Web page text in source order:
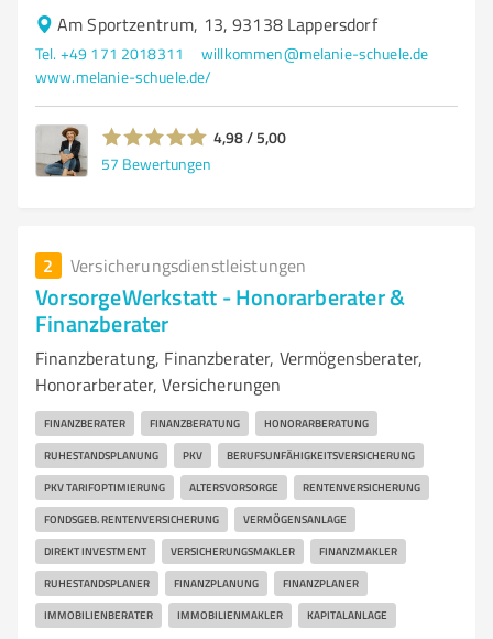
Am Sportzentrum, 13, 93138 Lappersdorf
Tel. +49 171 2018311
willkommen@melanie-schuele.de
www.melanie-schuele.de/
4,98 / 5,00
57 Bewertungen
2 Versicherungsdienstleistungen
VorsorgeWerkstatt - Honorarberater &
Finanzberater
Finanzberatung, Finanzberater, Vermögensberater,
Honorarberater, Versicherungen
FINANZBERATER FINANZBERATUNG HONORARBERATUNG
RUHESTANDSPLANUNG PKV BERUFSUNFÄHIGKEITSVERSICHERUNG
PKV TARIFOPTIMIERUNG ALTERSVORSORGE RENTENVERSICHERUNG
FONDSGEB. RENTENVERSICHERUNG VERMÖGENSANLAGE
DIREKT INVESTMENT VERSICHERUNGSMAKLER FINANZMAKLER
RUHESTANDSPLANER FINANZPLANUNG FINANZPLANER
IMMOBILIENBERATER IMMOBILIENMAKLER KAPITALANLAGE